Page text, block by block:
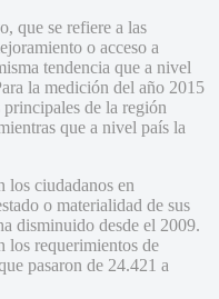
que se refiere a las
o acceso a
tendencia que a nivel
la medición del año 2015
de la región
que a nivel país la
los ciudadanos en
o materialidad de sus
disminuido desde el 2009.
los requerimientos de
pasaron de 24.421 a